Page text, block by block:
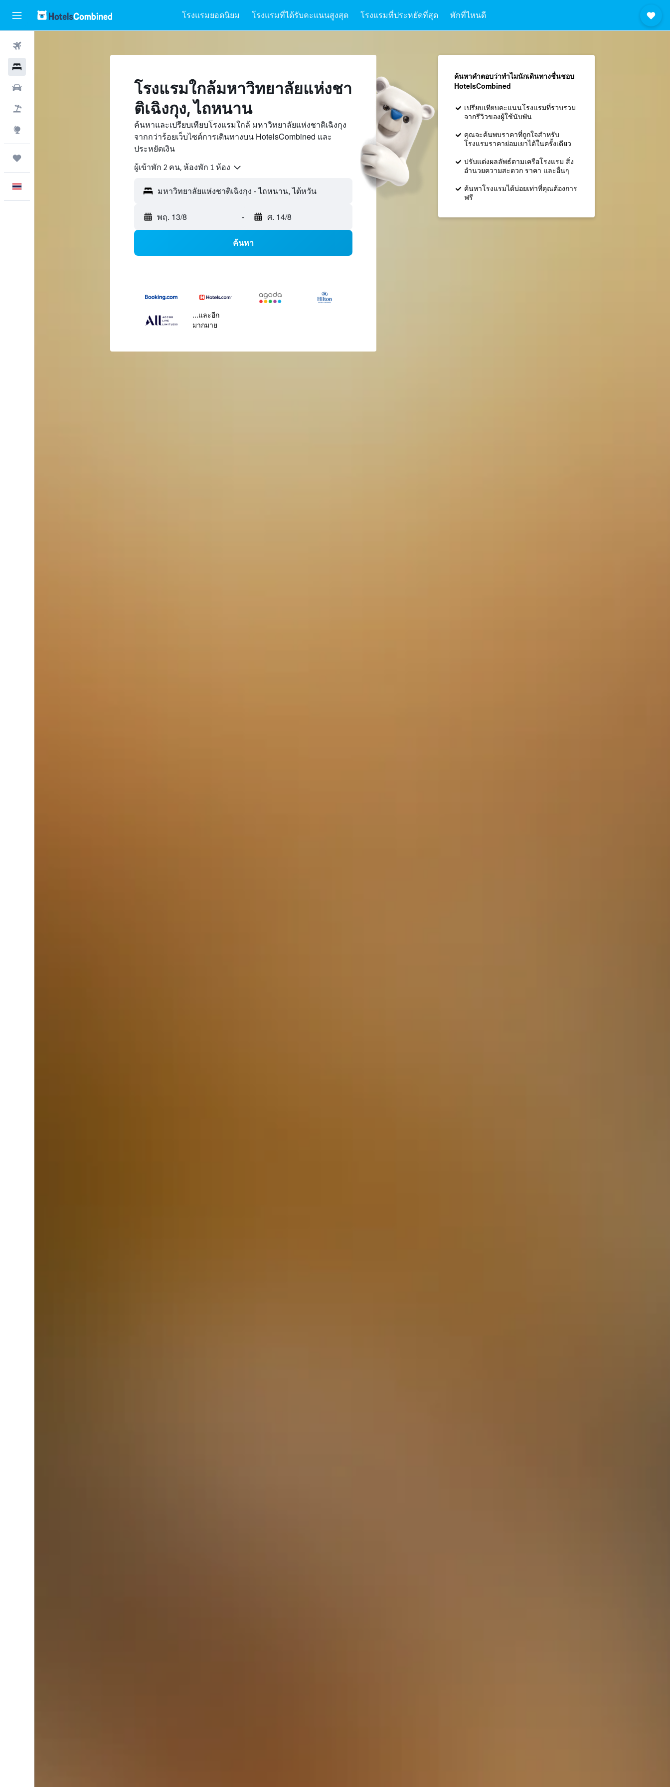
โรงแรมยอดนิยม โรงแรมที่ได้รับคะแนนสูงสุด โรงแรมที่ประหยัดที่สุด พักที่ไหนดี
โรงแรมใกล้มหาวิทยาลัยแห่งชา
ติเฉิงกุง, ไถหนาน
ค้นหาและเปรียบเทียบโรงแรมใกล้ มหาวิทยาลัยแห่งชาติเฉิงกุง
จากกว่าร้อยเว็บไซต์การเดินทางบน HotelsCombined และ
ประหยัดเงิน
ผู้เข้าพัก 2 คน, ห้องพัก 1 ห้อง
พฤ. 13/8 - ศ. 14/8
ค้นหา
...และอีก
มากมาย
ค้นหาคำตอบว่าทำไมนักเดินทางชื่นชอบ
HotelsCombined
เปรียบเทียบคะแนนโรงแรมที่รวบรวม
จากรีวิวของผู้ใช้นับพัน
คุณจะค้นพบราคาที่ถูกใจสำหรับ
โรงแรมราคาย่อมเยาได้ในครั้งเดียว
ปรับแต่งผลลัพธ์ตามเครือโรงแรม สิ่ง
อำนวยความสะดวก ราคา และอื่นๆ
ค้นหาโรงแรมได้บ่อยเท่าที่คุณต้องการ
ฟรี